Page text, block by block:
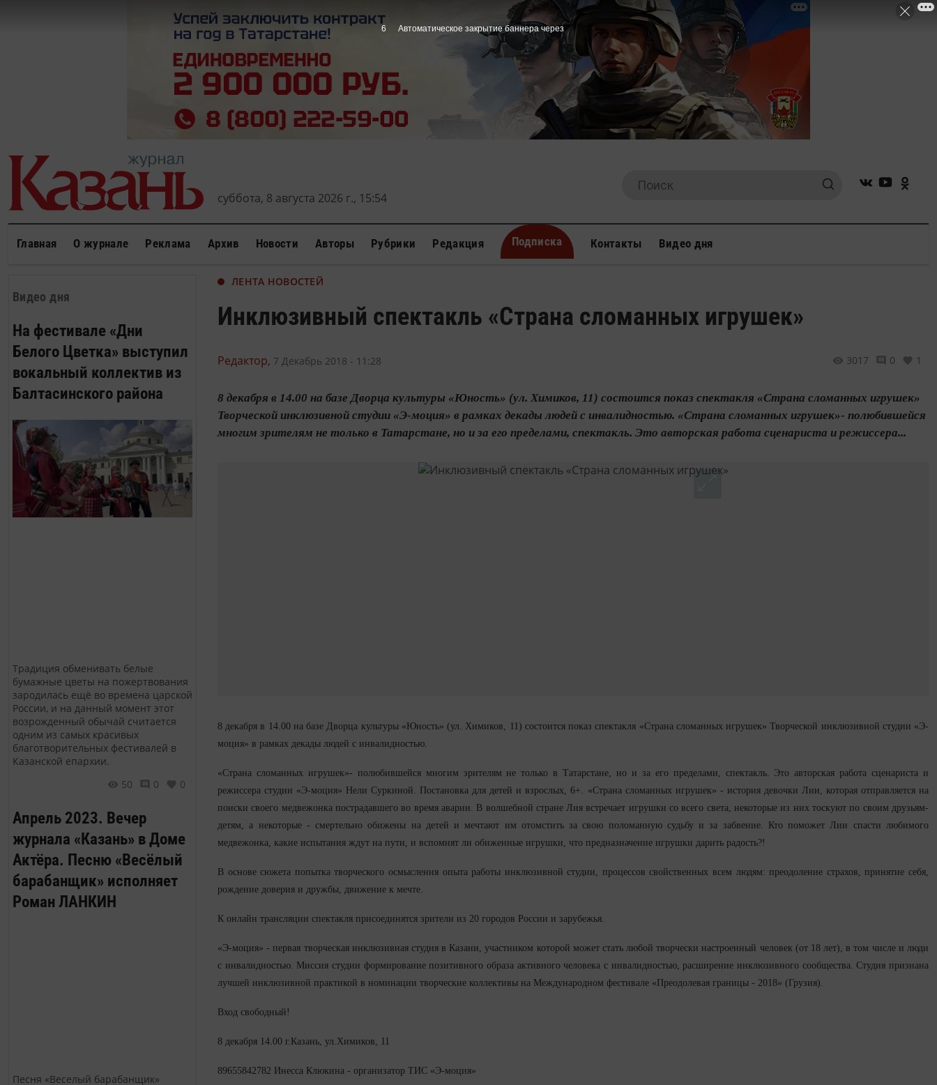
суббота, 8 августа 2026 г., 15:54
Главная О журнале Реклама Архив Новости Авторы Рубрики Редакция Подписка Контакты Видео дня
Видео дня
На фестивале «Дни
Белого Цветка» выступил
вокальный коллектив из
Балтасинского района
Традиция обменивать белые
бумажные цветы на пожертвования
зародилась ещё во времена царской
России, и на данный момент этот
возрожденный обычай считается
одним из самых красивых
благотворительных фестивалей в
Казанской епархии.
50
0 0
Апрель 2023. Вечер
журнала «Казань» в Доме
Актёра. Песню «Весёлый
барабанщик» исполняет
Роман ЛАНКИН
Песня «Веселый барабанщик»
ЛЕНТА НОВОСТЕЙ
Инклюзивный спектакль «Страна сломанных игрушек»
Редактор, 7 Декабрь 2018 - 11:28 3017 0 1
8 декабря в 14.00 на базе Дворца культуры «Юность» (ул. Химиков, 11) состоится показ спектакля «Страна сломанных игрушек»
Творческой инклюзивной студии «Э-моция» в рамках декады людей с инвалидностью. «Страна сломанных игрушек»- полюбившейся
многим зрителям не только в Татарстане, но и за его пределами, спектакль. Это авторская работа сценариста и режиссера...
8 декабря в 14.00 на базе Дворца культуры «Юность» (ул. Химиков, 11) состоится показ спектакля «Страна сломанных игрушек» Творческой инклюзивной студии «Э-
моция» в рамках декады людей с инвалидностью.
«Страна сломанных игрушек»- полюбившейся многим зрителям не только в Татарстане, но и за его пределами, спектакль. Это авторская работа сценариста и
режиссера студии «Э-моция» Нели Суркиной. Постановка для детей и взрослых, 6+. «Страна сломанных игрушек» - история девочки Лии, которая отправляется на
поиски своего медвежонка пострадавшего во время аварии. В волшебной стране Лия встречает игрушки со всего света, некоторые из них тоскуют по своим друзьям-
детям, а некоторые - смертельно обижены на детей и мечтают им отомстить за свою поломанную судьбу и за забвение. Кто поможет Лии спасти любимого
медвежонка, какие испытания ждут на пути, и вспомнят ли обиженные игрушки, что предназначение игрушки дарить радость?!
В основе сюжета попытка творческого осмысления опыта работы инклюзивной студии, процессов свойственных всем людям: преодоление страхов, принятие себя,
рождение доверия и дружбы, движение к мечте.
К онлайн трансляции спектакля присоединятся зрители из 20 городов России и зарубежья.
«Э-моция» - первая творческая инклюзивная студия в Казани, участником которой может стать любой творчески настроенный человек (от 18 лет), в том числе и люди
с инвалидностью. Миссия студии формирование позитивного образа активного человека с инвалидностью, расширение инклюзивного сообщества. Студия признана
лучшей инклюзивной практикой в номинации творческие коллективы на Международном фестивале «Преодолевая границы - 2018» (Грузия).
Вход свободный!
8 декабря 14.00 г.Казань, ул.Химиков, 11
89655842782 Инесса Клюкина - организатор ТИС «Э-моция»
5 Автоматическое закрытие баннера через